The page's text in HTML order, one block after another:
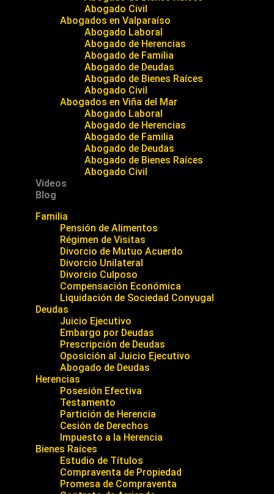
Abogado Civil
Abogados en Valparaíso
Abogado Laboral
Abogado de Herencias
Abogado de Familia
Abogado de Deudas
Abogado de Bienes Raíces
Abogado Civil
Abogados en Viña del Mar
Abogado Laboral
Abogado de Herencias
Abogado de Familia
Abogado de Deudas
Abogado de Bienes Raíces
Abogado Civil
Videos
Blog
Familia
Pensión de Alimentos
Régimen de Visitas
Divorcio de Mutuo Acuerdo
Divorcio Unilateral
Divorcio Culposo
Compensación Económica
Liquidación de Sociedad Conyugal
Deudas
Juicio Ejecutivo
Embargo por Deudas
Prescripción de Deudas
Oposición al Juicio Ejecutivo
Abogado de Deudas
Herencias
Posesión Efectiva
Testamento
Partición de Herencia
Cesión de Derechos
Impuesto a la Herencia
Bienes Raíces
Estudio de Títulos
Compraventa de Propiedad
Promesa de Compraventa